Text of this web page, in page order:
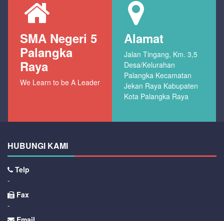
SMA Negeri 5
Palangka
Raya
We Learn to be A Leader
Alamat
Jalan Tingang, Km. 3,5
Desa/Kelurahan
Palangka Kecamatan
Jekan Raya Kabupaten
Kota Palangka Raya
HUBUNGI KAMI
Telp
-
Fax
-